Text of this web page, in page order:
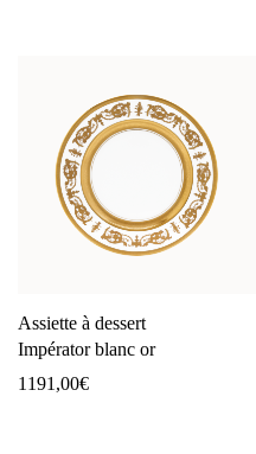
Assiette à dessert
Impérator blanc or
1191,00€